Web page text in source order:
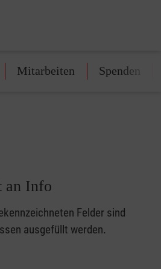
Mitarbeiten Spenden
an Info
Felder sind
ausgefüllt werden.